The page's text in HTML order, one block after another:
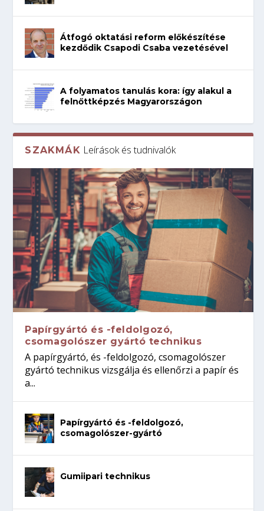
Átfogó oktatási reform előkészítése
kezdődik Csapodi Csaba vezetésével
A folyamatos tanulás kora: így alakul a
felnőttképzés Magyarországon
SZAKMÁK Leírások és tudnivalók
Papírgyártó és -feldolgozó,
csomagolószer gyártó technikus
A papírgyártó, és -feldolgozó, csomagolószer
gyártó technikus vizsgálja és ellenőrzi a papír és
a...
Papírgyártó és -feldolgozó,
csomagolószer-gyártó
Gumiipari technikus